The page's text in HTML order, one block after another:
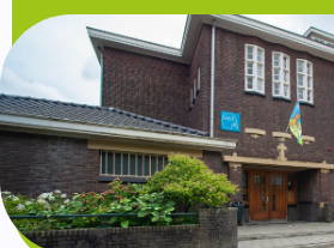
Schoolgids
Gezonde school
Kinderopvang
BSO
Routebeschrijving